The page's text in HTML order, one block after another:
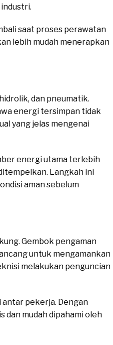
saat proses perawatan
lebih mudah menerapkan
dan pneumatik.
energi tersimpan tidak
yang jelas mengenai
energi utama terlebih
Langkah ini
aman sebelum
Gembok pengaman
untuk mengamankan
melakukan penguncian
pekerja. Dengan
mudah dipahami oleh